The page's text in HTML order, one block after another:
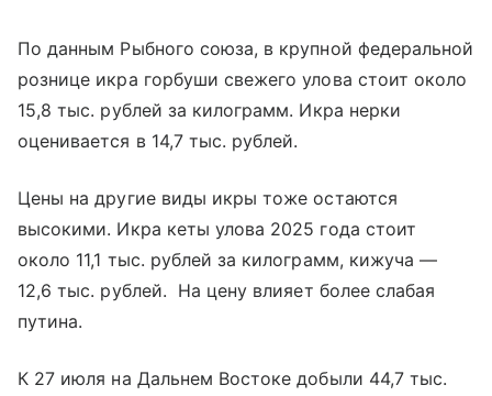
По данным Рыбного союза, в крупной федеральной
рознице икра горбуши свежего улова стоит около
15,8 тыс. рублей за килограмм. Икра нерки
оценивается в 14,7 тыс. рублей.
Цены на другие виды икры тоже остаются
высокими. Икра кеты улова 2025 года стоит
около 11,1 тыс. рублей за килограмм, кижуча —
12,6 тыс. рублей. На цену влияет более слабая
путина.
К 27 июля на Дальнем Востоке добыли 44,7 тыс.